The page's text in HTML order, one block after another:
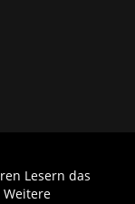
Lesern das
widerrufen